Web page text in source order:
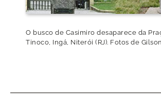
O busco de Casimiro desaparece da
Tinoco, Ingá, Niterói (RJ). Fotos de